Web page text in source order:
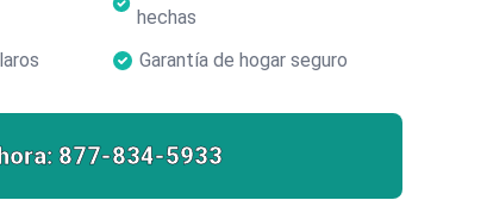
hechas
Garantía de hogar seguro
877-834-5933